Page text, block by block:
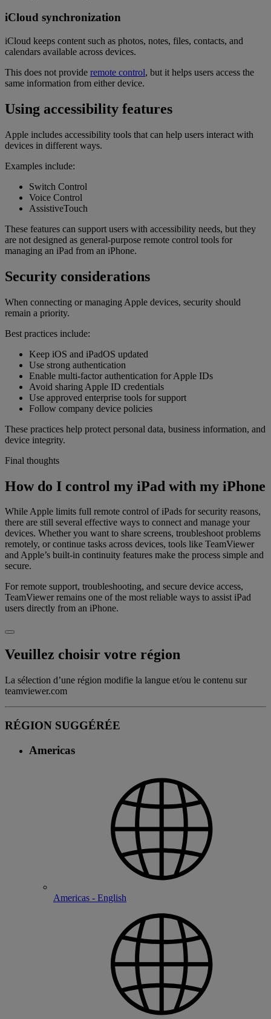
iCloud synchronization
iCloud keeps content such as photos, notes, files, contacts, and
calendars available across devices.
This does not provide remote control, but it helps users access the
same information from either device.
Using accessibility features
Apple includes accessibility tools that can help users interact with
devices in different ways.
Examples include:
Switch Control
Voice Control
AssistiveTouch
These features can support users with accessibility needs, but they
are not designed as general-purpose remote control tools for
managing an iPad from an iPhone.
Security considerations
When connecting or managing Apple devices, security should
remain a priority.
Best practices include:
Keep iOS and iPadOS updated
Use strong authentication
Enable multi-factor authentication for Apple IDs
Avoid sharing Apple ID credentials
Use approved enterprise tools for support
Follow company device policies
These practices help protect personal data, business information, and
device integrity.
Final thoughts
How do I control my iPad with my iPhone
While Apple limits full remote control of iPads for security reasons,
there are still several effective ways to connect and manage your
devices. Whether you want to share screens, troubleshoot problems
remotely, or continue tasks across devices, tools like TeamViewer
and Apple’s built-in continuity features make the process simple and
secure.
For remote support, troubleshooting, and secure device access,
TeamViewer remains one of the most reliable ways to assist iPad
users directly from an iPhone.
Veuillez choisir votre région
La sélection d’une région modifie la langue et/ou le contenu sur
teamviewer.com
RÉGION SUGGÉRÉE
Americas
Americas - English